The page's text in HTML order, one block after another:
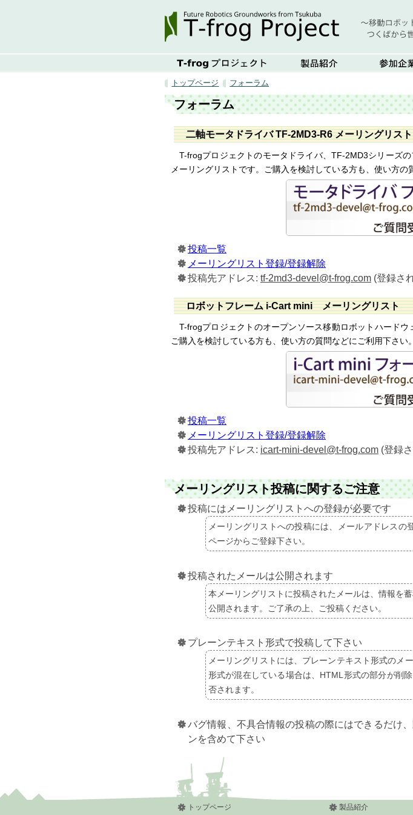
トップページ フォーラム
フォーラム
二軸モータドライバ TF-2MD3-R6 メーリングリスト
T-frogプロジェクトのモータドライバ、TF-2MD3シリーズ
メーリングリストです。ご購入を検討している方も、使い方の
投稿一覧
メーリングリスト登録/登録解除
投稿先アドレス: tf-2md3-devel@t-frog.com (登録さ
ロボットフレーム i-Cart mini メーリングリスト
T-frogプロジェクトのオープンソース移動ロボットハード
ご購入を検討している方も、使い方の質問などにご利用下さい。
投稿一覧
メーリングリスト登録/登録解除
投稿先アドレス: icart-mini-devel@t-frog.com (登録
メーリングリスト投稿に関するご注意
投稿にはメーリングリストへの登録が必要です
メーリングリストへの投稿には、メールアドレス
ページからご登録下さい。
投稿されたメールは公開されます
本メーリングリストに投稿されたメールは、情報を
公開されます。ご了承の上、ご投稿ください。
プレーンテキスト形式で投稿して下さい
メーリングリストには、プレーンテキスト形式のメ
形式が混在している場合は、HTML形式の部分が削
否されます。
バグ情報、不具合情報の投稿の際にはできるだけ
ンを含めて下さい
トップページ 製品紹介